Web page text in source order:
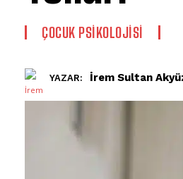
ÇOCUK PSIKOLOJISI
YAZAR: İrem Sultan